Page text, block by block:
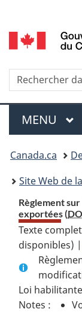
Menu
MENU
You
are
here:
Canada.ca
Site Web de
Règlement
exportées (
Texte
disponibles)
Loi
Notes :